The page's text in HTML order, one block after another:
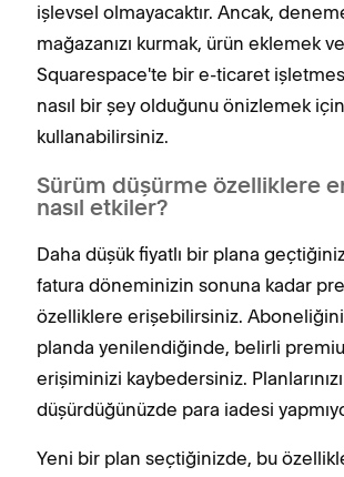
işlevsel olmayacaktır. Ancak,
mağazanızı kurmak, ürün eklemek ve
Squarespace'te bir e-ticaret
nasıl bir şey olduğunu önizlemek için
kullanabilirsiniz.
Sürüm düşürme özelliklere
nasıl etkiler?
Daha düşük fiyatlı bir plana
fatura döneminizin sonuna kadar
özelliklere erişebilirsiniz.
planda yenilendiğinde, belirli
erişiminizi kaybedersiniz. Planlarınızı
düşürdüğünüzde para iadesi
Yeni bir plan seçtiğinizde, bu